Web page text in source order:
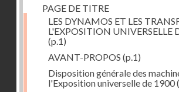
PAGE DE TITRE
LES DYNAMOS ET LES
L'EXPOSITION UNIVERSELLE
(p.1)
AVANT-PROPOS (p.1)
Disposition générale des
l'Exposition universelle de 1900